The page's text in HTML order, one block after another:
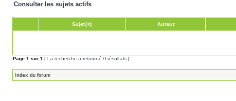
Consulter les sujets actifs
Sujet(s) Auteur
Page 1 sur 1 [ La recherche a retourné 0 résultats ]
Index du forum